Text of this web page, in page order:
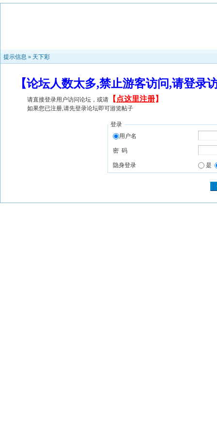
提示信息 » 天下彩
【论坛人数太多,禁止游客访问,请登
请直接登录用户访问论坛，或请 【 点这里注册】
如果您已注册,请先登录论坛即可游览帖子
登录
用户名
密 码
隐身登录 是